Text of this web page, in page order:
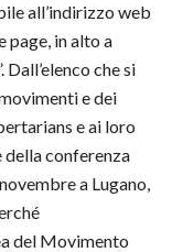
all’indirizzo web
page, in alto a
che si
e dei
e ai loro
della conferenza
a Lugano,
del Movimento